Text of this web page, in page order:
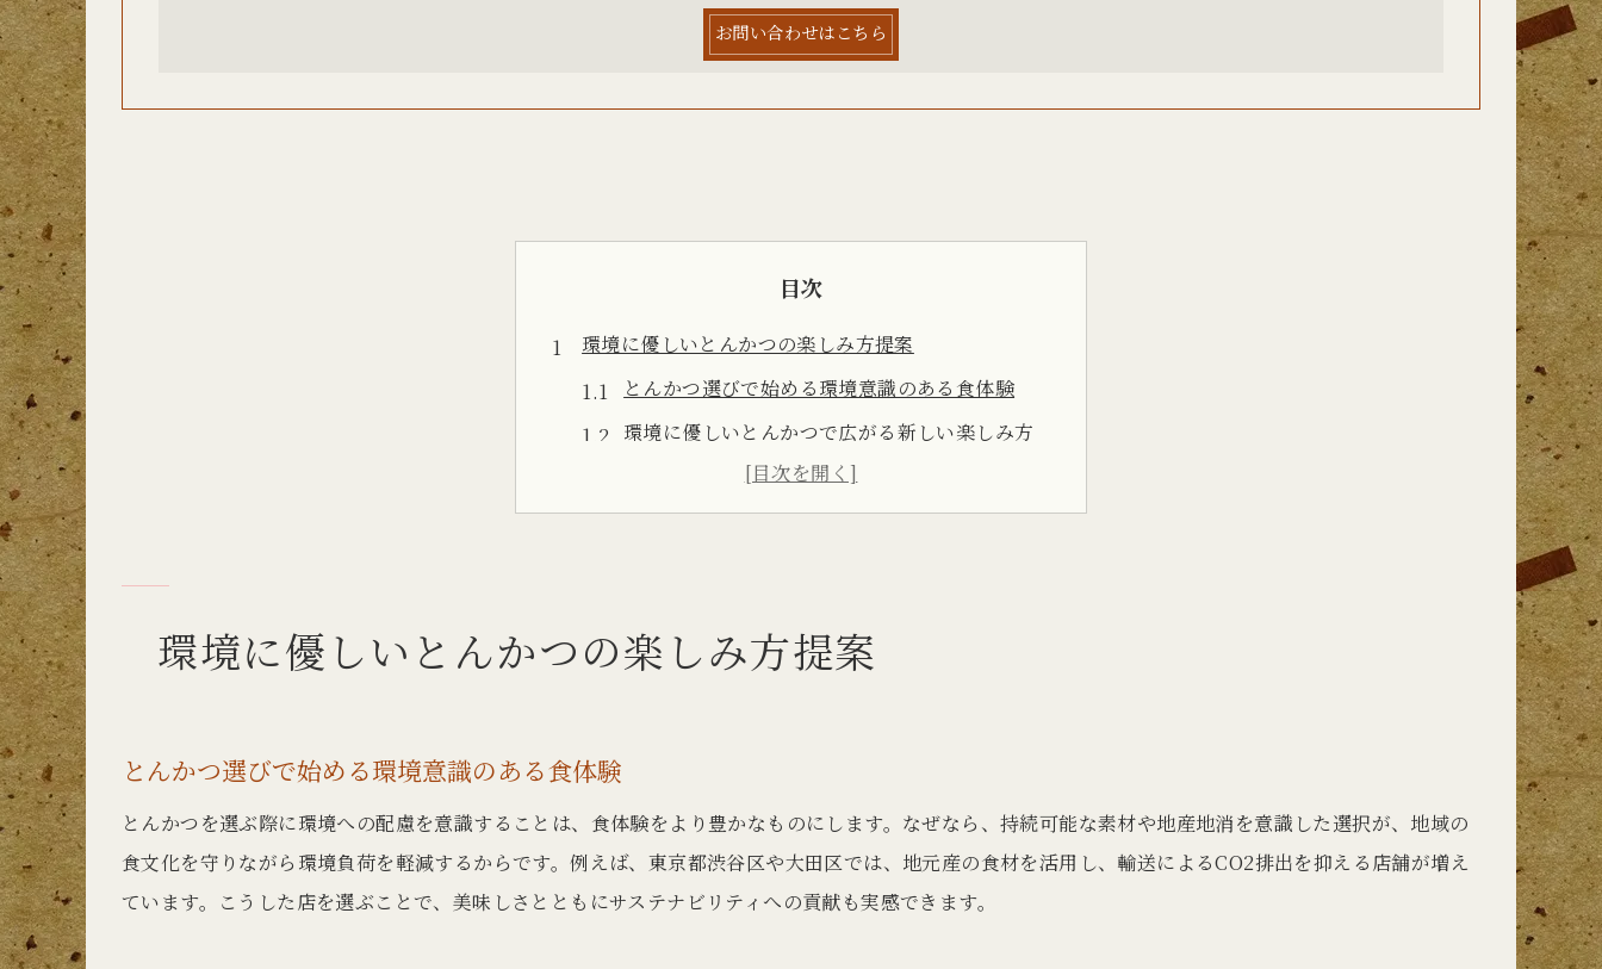
お問い合わせはこちら
目次
環境に優しいとんかつの楽しみ方提案
とんかつ選びで始める環境意識のある食体験
環境に優しいとんかつで広がる新しい楽しみ方
蒲田とんかつ御三家の魅力とエコの視点
持続可能なとんかつ店の見極めポイントとは
渋谷区や大田区で味わう新しいとんかつ体験
閉店情報も押さえた上手なとんかつ店選び
地域の魅力と調和するサスティナブルなとんかつ
蒲田とんかつ四天王を環境目線で巡る楽しみ
環境に優しいとんかつの楽しみ方提案
とんかつ選びで始める環境意識のある食体験
とんかつを選ぶ際に環境への配慮を意識することは、食体験をより豊かなものにします。なぜなら、持続可能な素材や地産地消を意識した選択が、地域の
食文化を守りながら環境負荷を軽減するからです。例えば、東京都渋谷区や大田区では、地元産の食材を活用し、輸送によるCO2排出を抑える店舗が増え
ています。こうした店を選ぶことで、美味しさとともにサステナビリティへの貢献も実感できます。